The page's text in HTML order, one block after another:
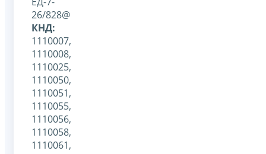
26/828@
КНД:
1110007,
1110008,
1110025,
1110050,
1110051,
1110055,
1110056,
1110058,
1110061,